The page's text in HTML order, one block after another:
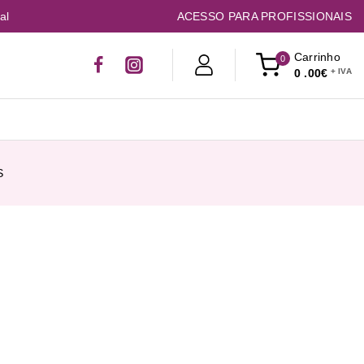
ACESSO PARA PROFISSIONAIS
0
Carrinho
0 .00€